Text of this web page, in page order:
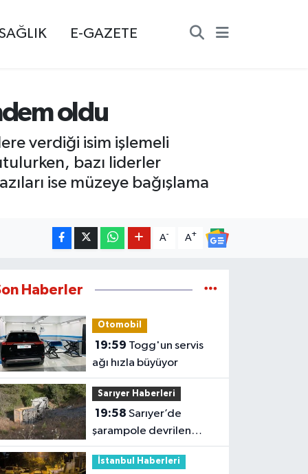
E-GAZETE
oldu
verdiği isim işlemeli
bazı liderler
ise müzeye bağışlama
A- A+
Haberler
Otomobil
19:59
ağı hızla büyüyor
Sarıyer Haberleri
19:58
şarampole devrilen
hafriyat kamyonunun
şoförü yaralandı
İstanbul Haberleri